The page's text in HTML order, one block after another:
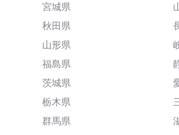
宮城県
秋田県
山形県
福島県
茨城県
栃木県
群馬県